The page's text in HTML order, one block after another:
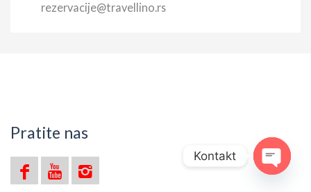
rezervacije@travellino.rs
Pratite nas
Kontakt